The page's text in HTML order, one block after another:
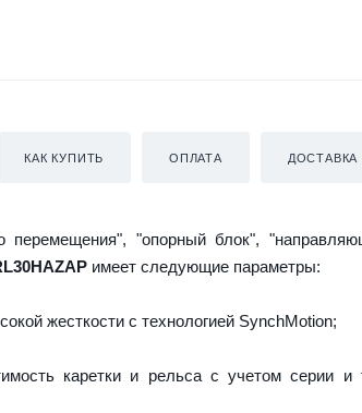
КАК КУПИТЬ ОПЛАТА ДОСТАВКА
перемещения", "опорный блок",
имеет следующие параметры:
жесткости с технологией SynchMotion;
каретки и рельса с учетом серии и